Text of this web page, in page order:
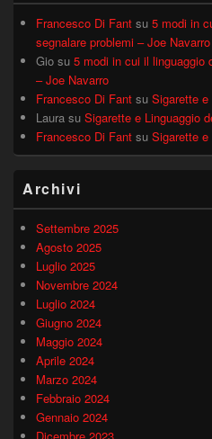
Francesco Di Fant su 5 modi in
segnalare problemi – Joe Navarro
Gio su 5 modi in cui il linguaggio
– Joe Navarro
Francesco Di Fant su Sigarette e
Laura su Sigarette e Linguaggio
Francesco Di Fant su Sigarette e
Archivi
Settembre 2025
Agosto 2025
Luglio 2025
Novembre 2024
Luglio 2024
Giugno 2024
Maggio 2024
Aprile 2024
Marzo 2024
Febbraio 2024
Gennaio 2024
Dicembre 2023